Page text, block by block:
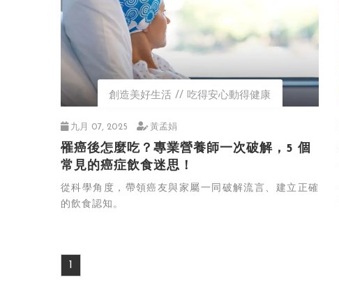
創造美好生活 吃得安心動得健康
九月 07, 2025 黃孟娟
罹癌後怎麼吃？專業營養師一次破解，5 個
常見的癌症飲食迷思！
從科學角度，帶領癌友與家屬一同破解流言、建立正確
的飲食認知。
1